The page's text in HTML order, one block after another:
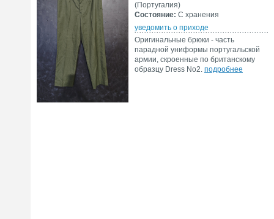
(Португалия)
Состояние: С хранения
уведомить о приходе
Оригинальные брюки - часть
парадной униформы португальской
армии, скроенные по британскому
образцу Dress No2. подробнее